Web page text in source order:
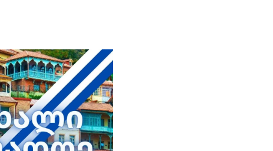
შეხვედრაზე ჩინეთს
„ირანის ახლო მეგობარი“
უწოდა. „არსებულ
ვითარებაში, ჩვენს
ქვეყნებს შორის
ორმხრივი
თანამშრომლობა კიდევ
უფრო გაძლიერდება“, -
განაცხადა აბას არაღჩიმ.